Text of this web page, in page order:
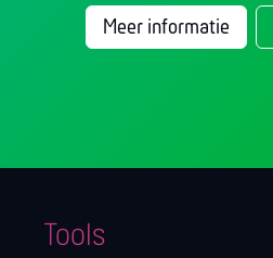
Meer informatie
Tools